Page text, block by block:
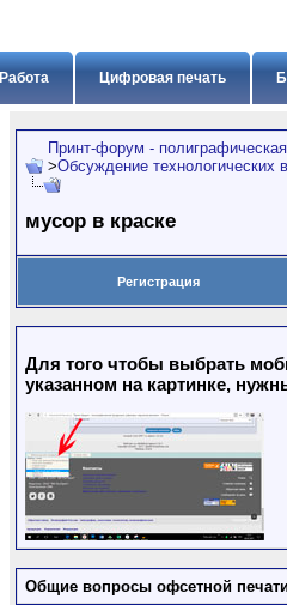
Цифровая печать
Работа
Принт-форум -
>Обсуждение технологических
мусор в краске
Регистрация
Для того чтобы выбрать
указанном на картинке,
Общие вопросы офсетной